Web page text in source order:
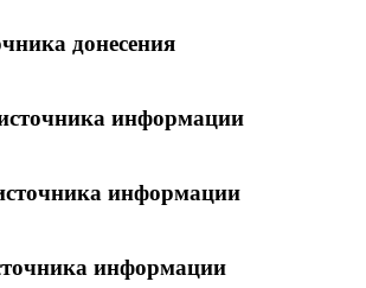
донесения
информации
информации
информации